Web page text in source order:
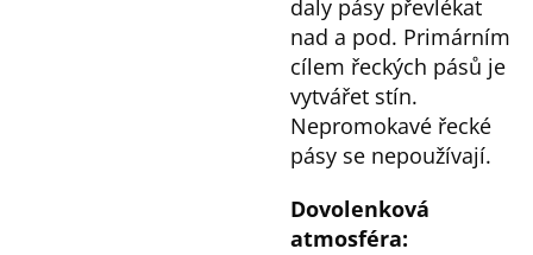
daly pásy převlékat
nad a pod. Primárním
cílem řeckých pásů je
vytvářet stín.
Nepromokavé řecké
pásy se nepoužívají.
Dovolenková
atmosféra: